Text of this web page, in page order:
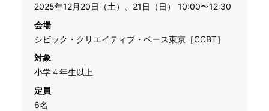
2025年12月20日（土）、21日（日） 10:00〜12:30
会場
シビック・クリエイティブ・ベース東京［CCBT］
対象
小学４年生以上
定員
6名